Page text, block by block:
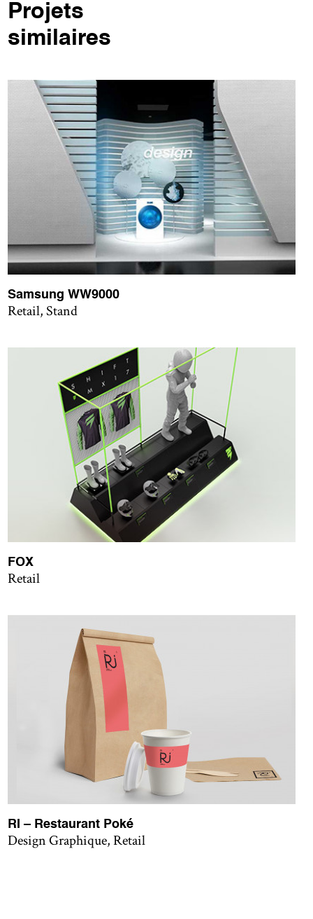
Projets
similaires
Samsung WW9000
Retail, Stand
FOX
Retail
RI – Restaurant Poké
Design Graphique, Retail